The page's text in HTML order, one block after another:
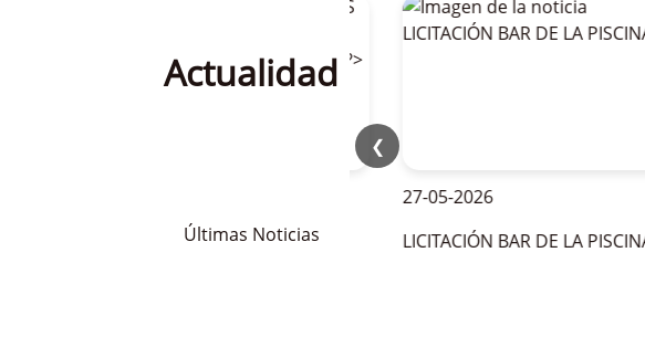
Actualidad
Últimas Noticias
❮
27-05-2026
LICITACIÓN BAR DE LA PISCINA